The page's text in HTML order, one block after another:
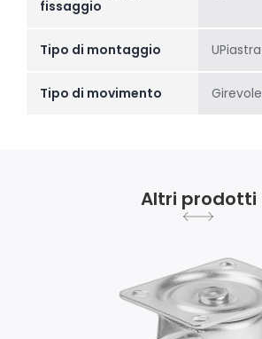
fissaggio
Tipo di montaggio UPiastra
Tipo di movimento Girevole
Altri prodotti